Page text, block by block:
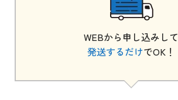
WEBから申し込みして
発送するだけでOK！